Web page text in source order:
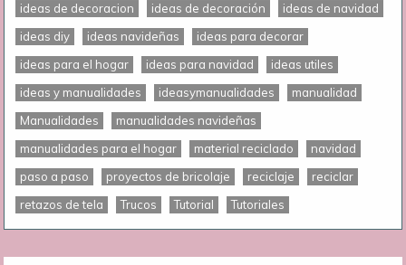
ideas de decoracion
ideas de decoración
ideas de navidad
ideas diy
ideas navideñas
ideas para decorar
ideas para el hogar
ideas para navidad
ideas utiles
ideas y manualidades
ideasymanualidades
manualidad
Manualidades
manualidades navideñas
manualidades para el hogar
material reciclado
navidad
paso a paso
proyectos de bricolaje reciclaje
reciclar
retazos de tela
Trucos Tutorial Tutoriales